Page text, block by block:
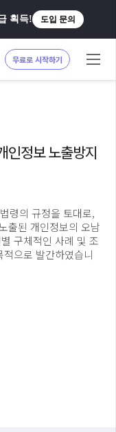
획득! 도입 문의
무료로 시작하기
인정보 노출방지
령의 규정을 토대로,
출된 개인정보의 오남
구체적인 사례 및 조
으로 발간하였습니